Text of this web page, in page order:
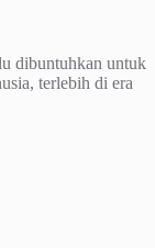
dibuntuhkan untuk
terlebih di era